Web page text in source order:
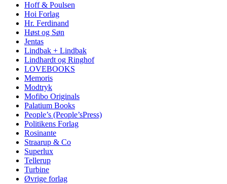
Hoff & Poulsen
Hoi Forlag
Hr. Ferdinand
Høst og Søn
Jentas
Lindbak + Lindbak
Lindhardt og Ringhof
LOVEBOOKS
Memoris
Modtryk
Mofibo Originals
Palatium Books
People’s (People’sPress)
Politikens Forlag
Rosinante
Straarup & Co
Superlux
Tellerup
Turbine
Øvrige forlag